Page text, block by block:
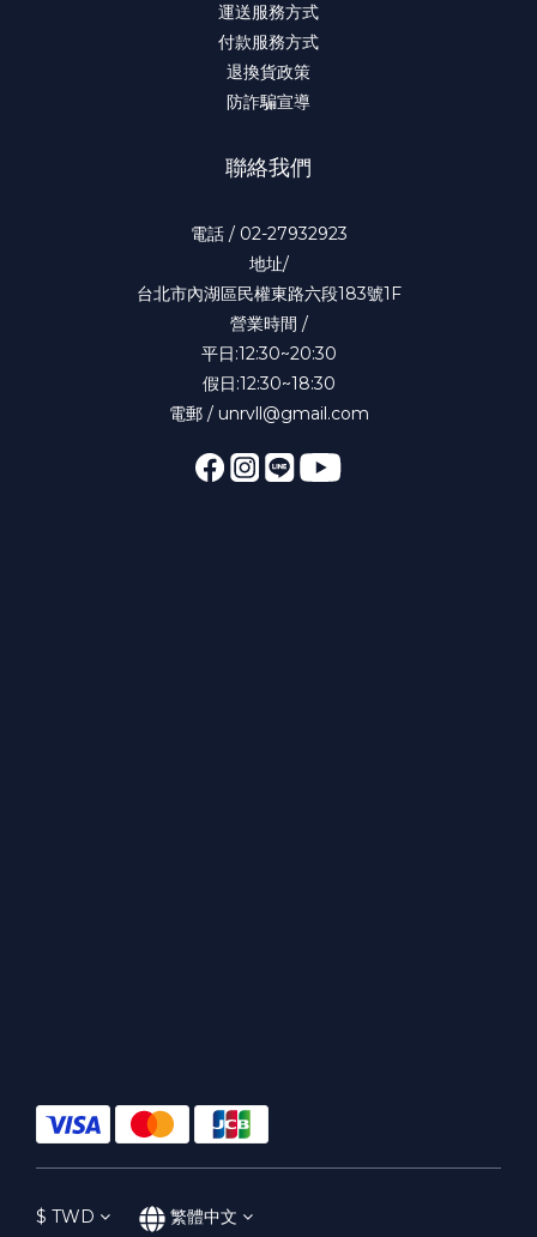
運送服務方式
付款服務方式
退換貨政策
防詐騙宣導
聯絡我們
電話 / 02-27932923
地址/
台北市內湖區民權東路六段183號1F
營業時間 /
平日:12:30~20:30
假日:12:30~18:30
電郵 / unrvll@gmail.com
$ TWD 繁體中文